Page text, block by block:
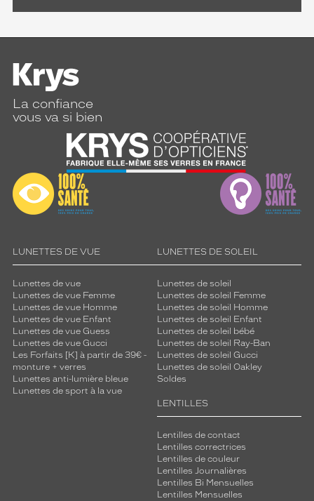
La confiance
vous va si bien
LUNETTES DE VUE
Lunettes de vue
Lunettes de vue Femme
Lunettes de vue Homme
Lunettes de vue Enfant
Lunettes de vue Guess
Lunettes de vue Gucci
Les Forfaits [K] à partir de 39€ -
monture + verres
Lunettes anti-lumière bleue
Lunettes de sport à la vue
LUNETTES DE SOLEIL
Lunettes de soleil
Lunettes de soleil Femme
Lunettes de soleil Homme
Lunettes de soleil Enfant
Lunettes de soleil bébé
Lunettes de soleil Ray-Ban
Lunettes de soleil Gucci
Lunettes de soleil Oakley
Soldes
LENTILLES
Lentilles de contact
Lentilles correctrices
Lentilles de couleur
Lentilles Journalières
Lentilles Bi Mensuelles
Lentilles Mensuelles